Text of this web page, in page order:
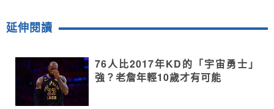
延伸閱讀
76人比2017年KD的「宇宙勇士」
強？老詹年輕10歲才有可能